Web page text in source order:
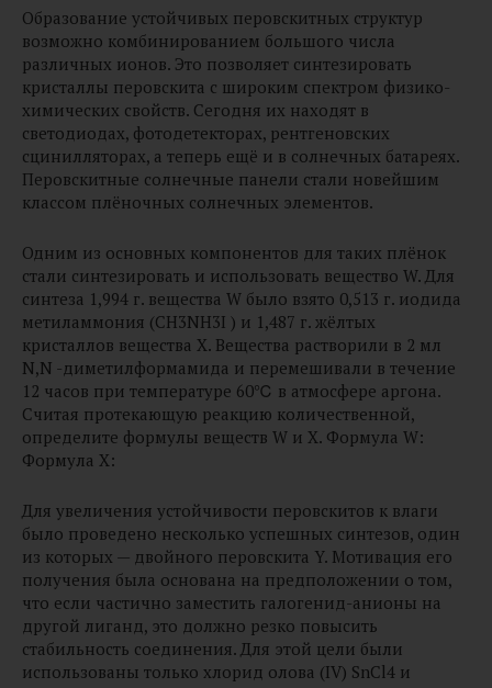
Образование устойчивых перовскитных структур
возможно комбинированием большого числа
различных ионов. Это позволяет синтезировать
кристаллы перовскита с широким спектром физико-
химических свойств. Сегодня их находят в
светодиодах, фотодетекторах, рентгеновских
сцинилляторах, а теперь ещё и в солнечных батареях.
Перовскитные солнечные панели стали новейшим
классом плёночных солнечных элементов.
Одним из основных компонентов для таких плёнок
стали синтезировать и использовать вещество W. Для
синтеза 1,994 г. вещества W было взято 0,513 г. иодида
метиламмония (CH3NH3I ) и 1,487 г. жёлтых
кристаллов вещества X. Вещества растворили в 2 мл
N,N -диметилформамида и перемешивали в течение
12 часов при температуре 60℃ в атмосфере аргона.
Считая протекающую реакцию количественной,
определите формулы веществ W и X. Формула W:
Формула X:
Для увеличения устойчивости перовскитов к влаги
было проведено несколько успешных синтезов, один
из которых — двойного перовскита Y. Мотивация его
получения была основана на предположении о том,
что если частично заместить галогенид-анионы на
другой лиганд, это должно резко повысить
стабильность соединения. Для этой цели были
использованы только хлорид олова (IV) SnCl4 и